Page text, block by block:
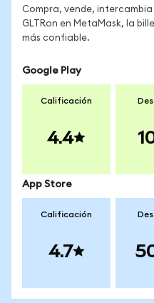
Compra, vende,
GLTRon en MetaMask, la
más confiable.
Google Play
Calificación
4.4
App Store
Calificación
4.7